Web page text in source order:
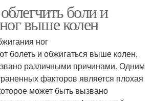
боли и
выше колен
ног
болеть и обжигаться выше колен,
различными причинами. Одним
факторов является плохая
может быть вызвано